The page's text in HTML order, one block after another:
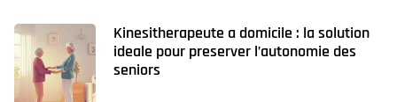
Kinesitherapeute a domicile : la solution
ideale pour preserver l’autonomie des
seniors